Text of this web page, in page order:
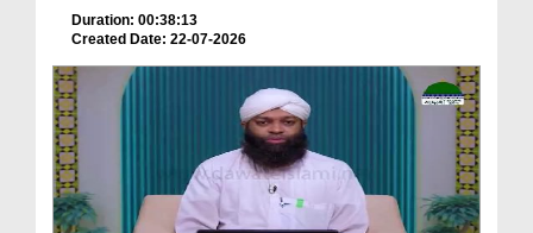
Duration: 00:38:13
Created Date: 22-07-2026